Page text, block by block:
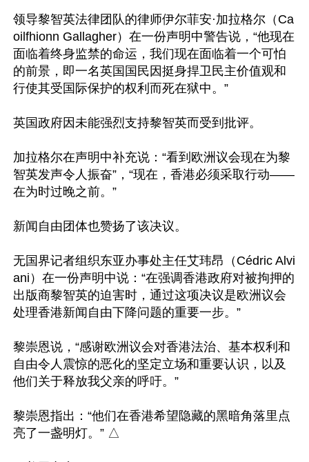
领导黎智英法律团队的律师伊尔菲安·加拉格尔（Ca
oilfhionn Gallagher）在一份声明中警告说，“他现在
面临着终身监禁的命运，我们现在面临着一个可怕
的前景，即一名英国国民因挺身捍卫民主价值观和
行使其受国际保护的权利而死在狱中。”
英国政府因未能强烈支持黎智英而受到批评。
加拉格尔在声明中补充说：“看到欧洲议会现在为黎
智英发声令人振奋”，“现在，香港必须采取行动——
在为时过晚之前。”
新闻自由团体也赞扬了该决议。
无国界记者组织东亚办事处主任艾玮昂（Cédric Alvi
ani）在一份声明中说：“在强调香港政府对被拘押的
出版商黎智英的迫害时，通过这项决议是欧洲议会
处理香港新闻自由下降问题的重要一步。”
黎崇恩说，“感谢欧洲议会对香港法治、基本权利和
自由令人震惊的恶化的坚定立场和重要认识，以及
他们关于释放我父亲的呼吁。”
黎崇恩指出：“他们在香港希望隐藏的黑暗角落里点
亮了一盏明灯。” △